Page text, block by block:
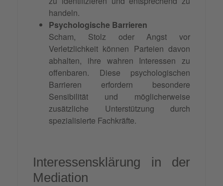
handeln.
Psychologische Barrieren
Scham, Stolz oder Angst vor
Verletzlichkeit können Parteien davon
abhalten, ihre wahren Interessen zu
offenbaren. Diese psychologischen
Barrieren erfordern besondere
Sensibilität und möglicherweise
zusätzliche Unterstützung durch
spezialisierte Fachkräfte.
Interessensklärung in der
Mediation